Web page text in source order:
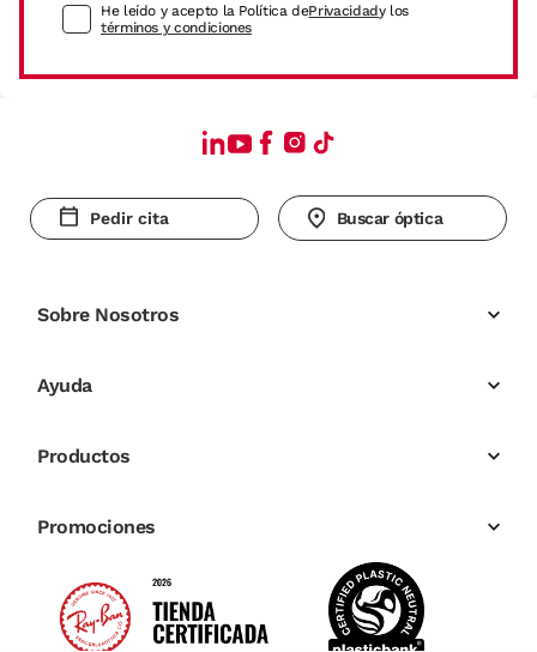
He leído y acepto la Política dePrivacidady los
términos y condiciones
Pedir cita Buscar óptica
Sobre Nosotros
Ayuda
Productos
Promociones